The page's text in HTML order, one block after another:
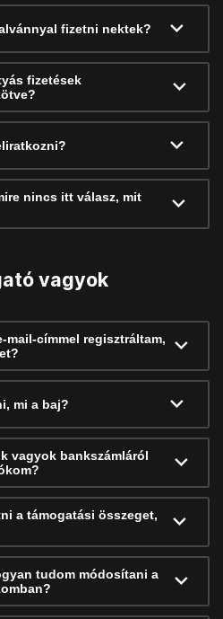
fizetni nektek?
fizetések
nincs itt válasz, mit
vagyok
mail-címmel regisztráltam,
mi a baj?
vagyok bankszámláról
a támogatási összeget,
tudom módosítani a